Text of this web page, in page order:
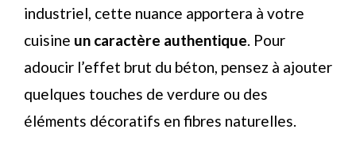
industriel, cette nuance apportera à votre
cuisine un caractère authentique. Pour
adoucir l’effet brut du béton, pensez à ajouter
quelques touches de verdure ou des
éléments décoratifs en fibres naturelles.